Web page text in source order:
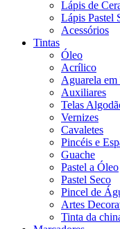
Lápis de
Lápis Pastel
Acessórios
Tintas
Óleo
Acrílico
Aguarela
Auxiliares
Telas
Vernizes
Cavaletes
Pincéis e
Guache
Pastel a Óleo
Pastel Seco
Pincel de
Artes
Tinta da